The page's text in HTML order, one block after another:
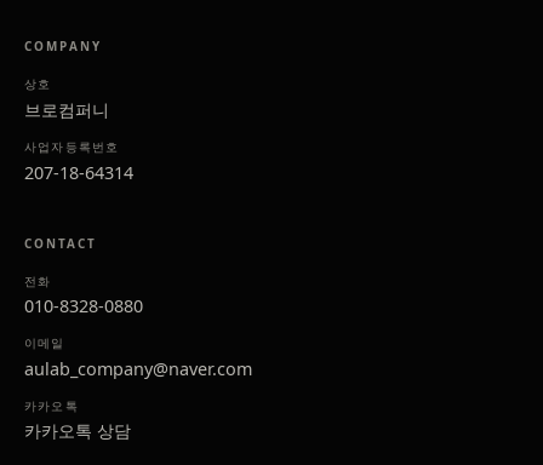
COMPANY
상호
브로컴퍼니
사업자등록번호
207-18-64314
CONTACT
전화
010-8328-0880
이메일
aulab_company@naver.com
카카오톡
카카오톡 상담